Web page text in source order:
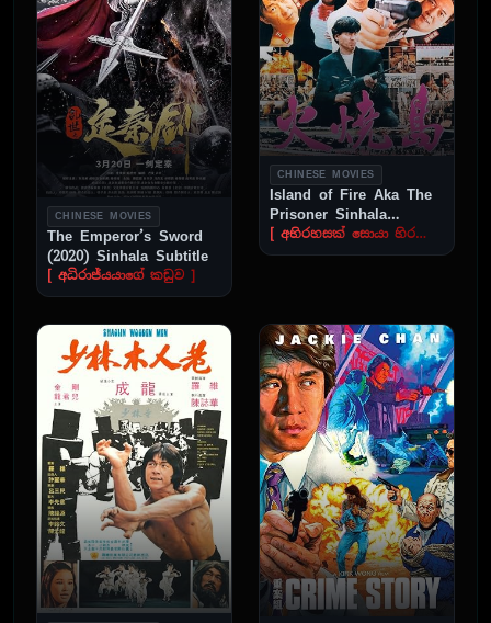
CHINESE MOVIES
The Emperor’s Sword
(2020) Sinhala Subtitle
[ අධිරාජ්යයාගේ කඩුව ]
CHINESE MOVIES
Island of Fire Aka The
Prisoner Sinhala
Subtitle
[ අභිරහසක් සොයා හිරගෙදරට ]